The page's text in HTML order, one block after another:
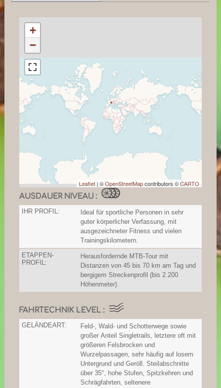
+
−
Leaflet | ©OpenStreetMapcontributors ©CARTO
AUSDAUER NIVEAU :
IHR PROFIL:
Ideal für sportliche Personen in sehr
guter körperlicher Verfassung, mit
ausgezeichneter Fitness und vielen
Trainingskilometern.
ETAPPEN-
PROFIL:
Herausfordernde MTB-Tour mit
Distanzen von 45 bis 70 km am Tag und
bergigem Streckenprofil (bis 2.200
Höhenmeter).
FAHRTECHNIK LEVEL :
GELÄNDEART:
Feld-, Wald- und Schotterwege sowie
großer Anteil Singletrails, letztere oft mit
größeren Felsbrocken und
Wurzelpassagen, sehr häufig auf losem
Untergrund und Geröll. Steilabschnitte
über 35°, hohe Stufen, Spitzkehren und
Schrägfahrten, seltenere